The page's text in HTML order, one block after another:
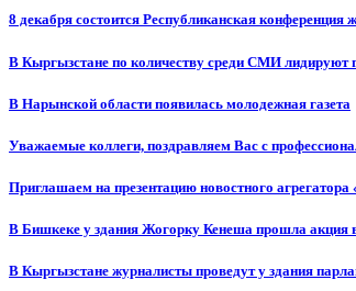
8 декабря состоится Республиканская конференция
В Кыргызстане по количеству среди СМИ лидируют
В Нарынской области появилась молодежная газета
Уважаемые коллеги, поздравляем Вас с
Приглашаем на презентацию новостного агрегатора
В Бишкеке у здания Жогорку Кенеша прошла акция
В Кыргызстане журналисты проведут у здания